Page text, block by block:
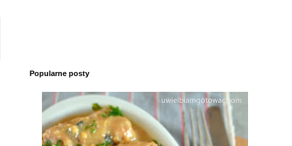
Popularne posty